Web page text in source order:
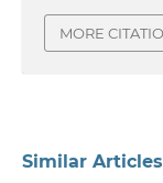
MORE
Similar Articles